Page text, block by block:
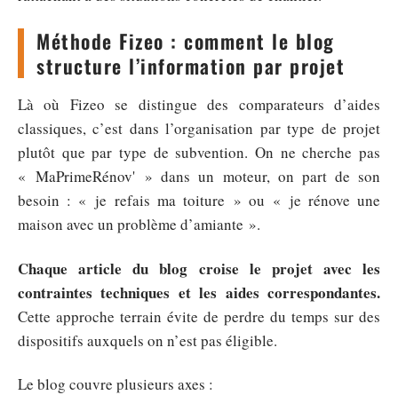
Méthode Fizeo : comment le blog
structure l’information par projet
Là où Fizeo se distingue des comparateurs d’aides
classiques, c’est dans l’organisation par type de projet
plutôt que par type de subvention. On ne cherche pas
« MaPrimeRénov' » dans un moteur, on part de son
besoin : « je refais ma toiture » ou « je rénove une
maison avec un problème d’amiante ».
Chaque article du blog croise le projet avec les
contraintes techniques et les aides correspondantes.
Cette approche terrain évite de perdre du temps sur des
dispositifs auxquels on n’est pas éligible.
Le blog couvre plusieurs axes :